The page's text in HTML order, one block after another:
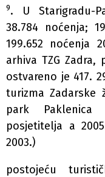
9. U Starigradu-
38.784 noćenja;
199.652 noćenja
arhiva TZG Zadra,
ostvareno je 417.
turizma Zadarske
park Paklenica
posjetitelja a
2003.)
postojeću